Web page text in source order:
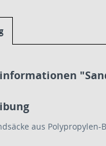
aus